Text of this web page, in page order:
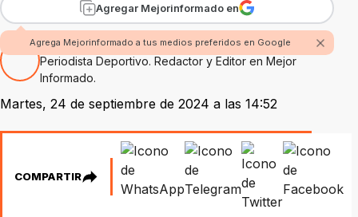
Agregar Mejorinformado en
Agrega Mejorinformado a tus medios preferidos en Google
Por Nicolás Alvarez
Periodista Deportivo. Redactor y Editor en Mejor
Informado.
Martes, 24 de septiembre de 2024 a las 14:52
COMPARTIR